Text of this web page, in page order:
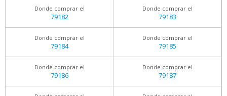
Donde comprar el
79182
Donde comprar el
79183
Donde comprar el
79184
Donde comprar el
79185
Donde comprar el
79186
Donde comprar el
79187